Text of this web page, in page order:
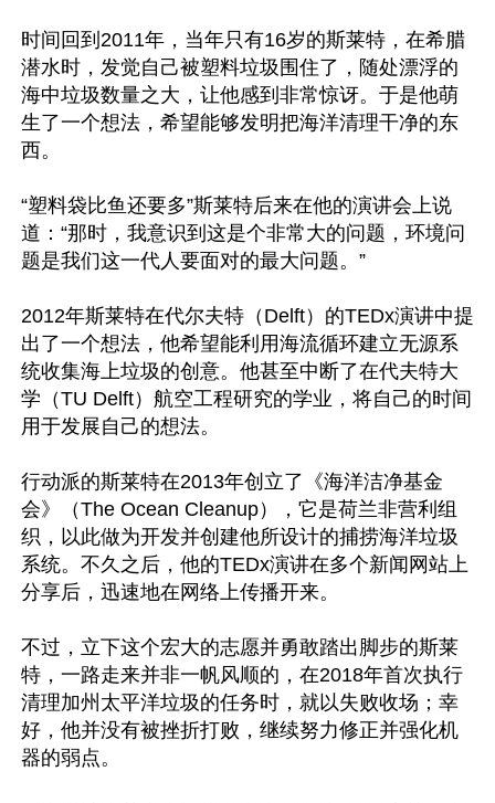
时间回到2011年，当年只有16岁的斯莱特，在希腊
潜水时，发觉自己被塑料垃圾围住了，随处漂浮的
海中垃圾数量之大，让他感到非常惊讶。于是他萌
生了一个想法，希望能够发明把海洋清理干净的东
西。
“塑料袋比鱼还要多”斯莱特后来在他的演讲会上说
道：“那时，我意识到这是个非常大的问题，环境问
题是我们这一代人要面对的最大问题。”
2012年斯莱特在代尔夫特（Delft）的TEDx演讲中提
出了一个想法，他希望能利用海流循环建立无源系
统收集海上垃圾的创意。他甚至中断了在代夫特大
学（TU Delft）航空工程研究的学业，将自己的时间
用于发展自己的想法。
行动派的斯莱特在2013年创立了《海洋洁净基金
会》（The Ocean Cleanup），它是荷兰非营利组
织，以此做为开发并创建他所设计的捕捞海洋垃圾
系统。不久之后，他的TEDx演讲在多个新闻网站上
分享后，迅速地在网络上传播开来。
不过，立下这个宏大的志愿并勇敢踏出脚步的斯莱
特，一路走来并非一帆风顺的，在2018年首次执行
清理加州太平洋垃圾的任务时，就以失败收场；幸
好，他并没有被挫折打败，继续努力修正并强化机
器的弱点。